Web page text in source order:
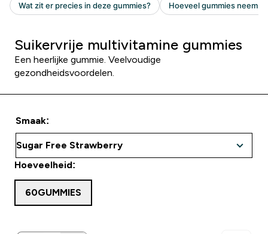
Suikervrije multivitamine gummies
Een heerlijke gummie. Veelvoudige
gezondheidsvoordelen.
Smaak:
Hoeveelheid:
60GUMMIES